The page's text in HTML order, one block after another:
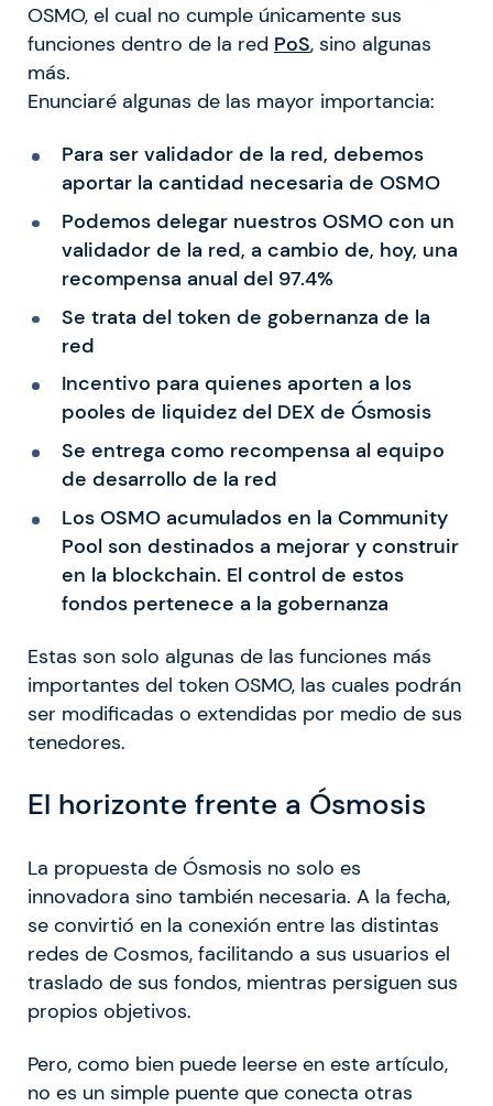
OSMO, el cual no cumple únicamente sus
funciones dentro de la red PoS, sino algunas
más.
Enunciaré algunas de las mayor importancia:
Para ser validador de la red, debemos
aportar la cantidad necesaria de OSMO
Podemos delegar nuestros OSMO con un
validador de la red, a cambio de, hoy, una
recompensa anual del 97.4%
Se trata del token de gobernanza de la
red
Incentivo para quienes aporten a los
pooles de liquidez del DEX de Ósmosis
Se entrega como recompensa al equipo
de desarrollo de la red
Los OSMO acumulados en la Community
Pool son destinados a mejorar y construir
en la blockchain. El control de estos
fondos pertenece a la gobernanza
Estas son solo algunas de las funciones más
importantes del token OSMO, las cuales podrán
ser modificadas o extendidas por medio de sus
tenedores.
El horizonte frente a Ósmosis
La propuesta de Ósmosis no solo es
innovadora sino también necesaria. A la fecha,
se convirtió en la conexión entre las distintas
redes de Cosmos, facilitando a sus usuarios el
traslado de sus fondos, mientras persiguen sus
propios objetivos.
Pero, como bien puede leerse en este artículo,
no es un simple puente que conecta otras